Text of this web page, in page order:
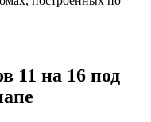
11 на 16 под